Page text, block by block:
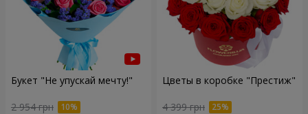
Букет "Не упускай мечту!"
2 954 грн
Цветы в коробке "Престиж"
4 399 грн